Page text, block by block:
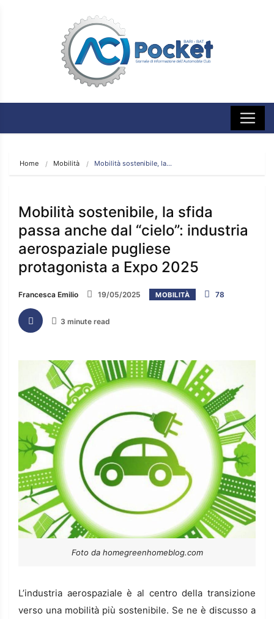
Home Mobilità Mobilità sostenibile, la…
Mobilità sostenibile, la sfida
passa anche dal “cielo”: industria
aerospaziale pugliese
protagonista a Expo 2025
Francesca Emilio 19/05/2025 MOBILITÀ 78
3 minute read
Foto da homegreenhomeblog.com
L’industria aerospaziale è al centro della transizione
verso una mobilità più sostenibile. Se ne è discusso a